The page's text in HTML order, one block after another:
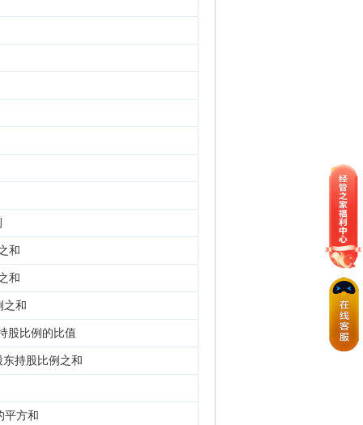
和
和
之和
股比例的比值
持股比例之和
平方和